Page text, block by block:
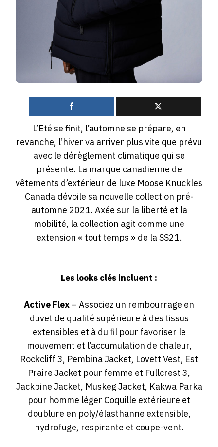
L’Eté se finit, l’automne se prépare, en
revanche, l’hiver va arriver plus vite que prévu
avec le dérèglement climatique qui se
présente. La marque canadienne de
vêtements d’extérieur de luxe Moose Knuckles
Canada dévoile sa nouvelle collection pré-
automne 2021. Axée sur la liberté et la
mobilité, la collection agit comme une
extension « tout temps » de la SS21.
Les looks clés incluent :
Active Flex– Associez un rembourrage en
duvet de qualité supérieure à des tissus
extensibles et à du fil pour favoriser le
mouvement et l’accumulation de chaleur,
Rockcliff 3, Pembina Jacket, Lovett Vest, Est
Praire Jacket pour femme et Fullcrest 3,
Jackpine Jacket, Muskeg Jacket, Kakwa Parka
pour homme léger Coquille extérieure et
doublure en poly/élasthanne extensible,
hydrofuge, respirante et coupe-vent.